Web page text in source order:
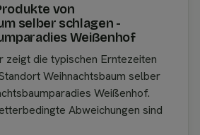
von
selber schlagen -
Weißenhof
zeigt die typischen Erntezeiten
Weihnachtsbaum selber
Weißenhof.
Abweichungen sind